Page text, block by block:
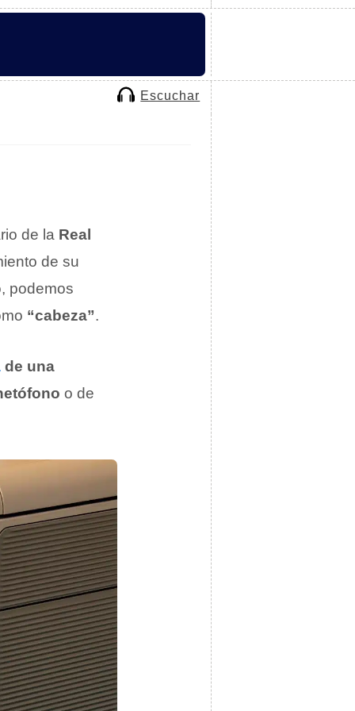
Escuchar
de la Real
de su
podemos
“cabeza”.
de una
o de